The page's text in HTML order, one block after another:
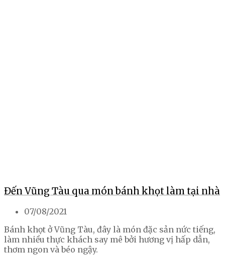
Đến Vũng Tàu qua món bánh khọt làm tại nhà
07/08/2021
Bánh khọt ở Vũng Tàu, đây là món đặc sản nức tiếng,
làm nhiều thực khách say mê bởi hương vị hấp dẫn,
thơm ngon và béo ngậy.